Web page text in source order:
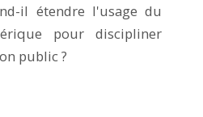
il étendre l'usage du
pour discipliner
public ?